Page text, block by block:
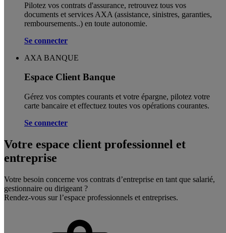
Pilotez vos contrats d'assurance, retrouvez tous vos
documents et services AXA (assistance, sinistres, garanties,
remboursements..) en toute autonomie. ​
Se connecter
AXA BANQUE
Espace Client Banque
Gérez vos comptes courants et votre épargne, pilotez votre
carte bancaire et effectuez toutes vos opérations courantes.
Se connecter
Votre espace client professionnel et
entreprise
Votre besoin concerne vos contrats d’entreprise en tant que salarié,
gestionnaire ou dirigeant ?
Rendez-vous sur l’espace professionnels et entreprises.